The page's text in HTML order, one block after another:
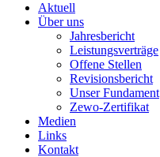
Aktuell
Über uns
Jahresbericht
Leistungsverträge
Offene Stellen
Revisionsbericht
Unser Fundament
Zewo-Zertifikat
Medien
Links
Kontakt